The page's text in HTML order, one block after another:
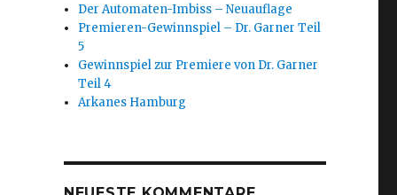
Der Automaten-Imbiss – Neuauflage
Premieren-Gewinnspiel – Dr. Garner Teil
5
Gewinnspiel zur Premiere von Dr. Garner
Teil 4
Arkanes Hamburg